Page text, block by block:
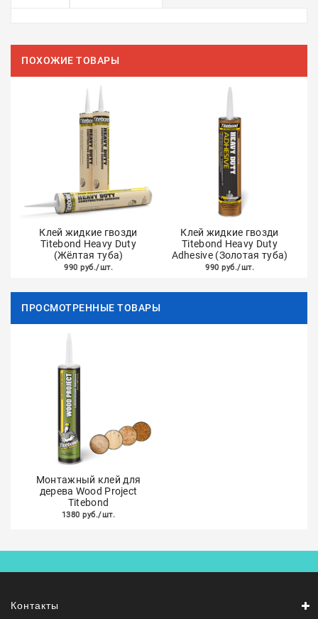
ПОХОЖИЕ ТОВАРЫ
Клей жидкие гвозди
Titebond Heavy Duty
(Жёлтая туба)
990 руб./шт.
Клей жидкие гвозди
Titebond Heavy Duty
Adhesive (Золотая туба)
990 руб./шт.
ПРОСМОТРЕННЫЕ ТОВАРЫ
Монтажный клей для
дерева Wood Project
Titebond
1380 руб./шт.
Контакты